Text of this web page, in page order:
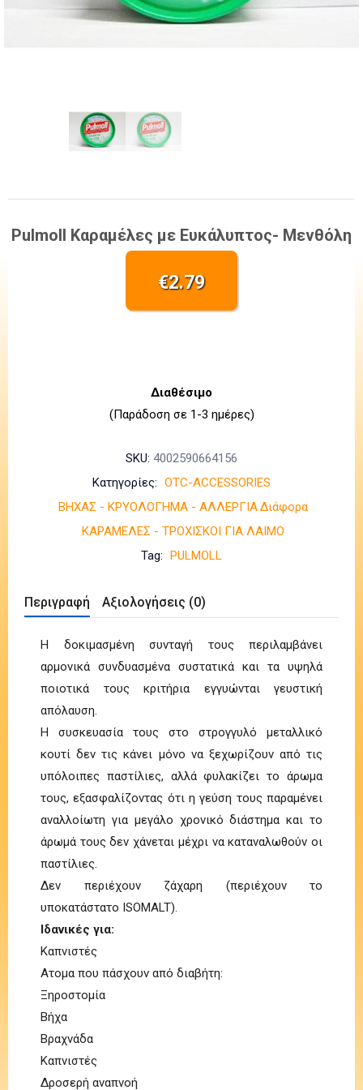
Pulmoll Καραμέλες με Ευκάλυπτος- Μενθόλη
€2.79
Διαθέσιμο
(Παράδοση σε 1-3 ημέρες)
SKU: 4002590664156
Κατηγορίες: OTC-ACCESSORIES
ΒΗΧΑΣ - ΚΡΥΟΛΟΓΗΜΑ - ΑΛΛΕΡΓΙΑΔιάφορα
ΚΑΡΑΜΕΛΕΣ - ΤΡΟΧΙΣΚΟΙ ΓΙΑ ΛΑΙΜΟ
Tag: PULMOLL
Περιγραφή Αξιολογήσεις (0)
Η δοκιμασμένη συνταγή τους περιλαμβάνει
αρμονικά συνδυασμένα συστατικά και τα υψηλά
ποιοτικά τους κριτήρια εγγυώνται γευστική
απόλαυση.
Η συσκευασία τους στο στρογγυλό μεταλλικό
κουτί δεν τις κάνει μόνο να ξεχωρίζουν από τις
υπόλοιπες παστίλιες, αλλά φυλακίζει το άρωμα
τους, εξασφαλίζοντας ότι η γεύση τους παραμένει
αναλλοίωτη για μεγάλο χρονικό διάστημα και το
άρωμά τους δεν χάνεται μέχρι να καταναλωθούν οι
παστίλιες.
Δεν περιέχουν ζάχαρη (περιέχουν το
υποκατάστατο ISOMALT).
Ιδανικές για:
Καπνιστές
Aτομα που πάσχουν από διαβήτη:
Ξηροστομία
Βήχα
Βραχνάδα
Καπνιστές
Δροσερή αναπνοή